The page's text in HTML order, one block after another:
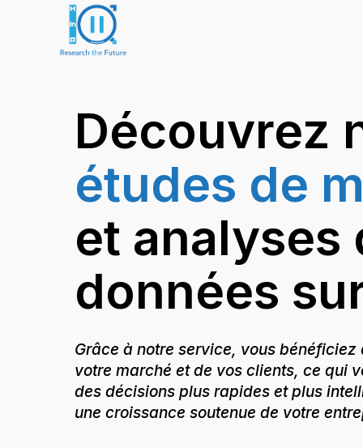
Découvrez
études de
et analyses
données
Grâce à notre service, vous bénéficiez
votre marché et de vos clients, ce qui
des décisions plus rapides et plus
une croissance soutenue de votre